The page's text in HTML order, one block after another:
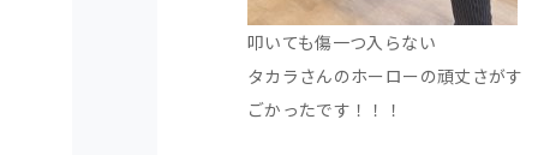
叩いても傷一つ入らない
タカラさんのホーローの頑丈さがす
ごかったです！！！